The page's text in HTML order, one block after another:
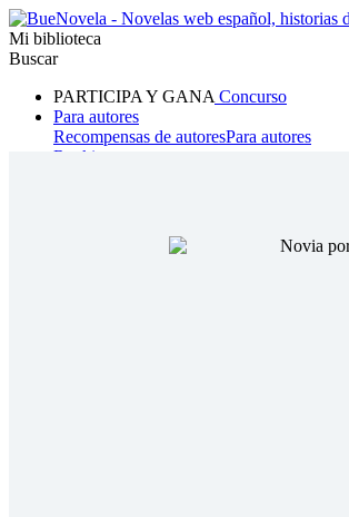
Mi biblioteca
Buscar
PARTICIPA Y GANA Concurso
Para autores
Recompensas de autoresPara autores
Ranking
Hombre lobo Mafia Sistema